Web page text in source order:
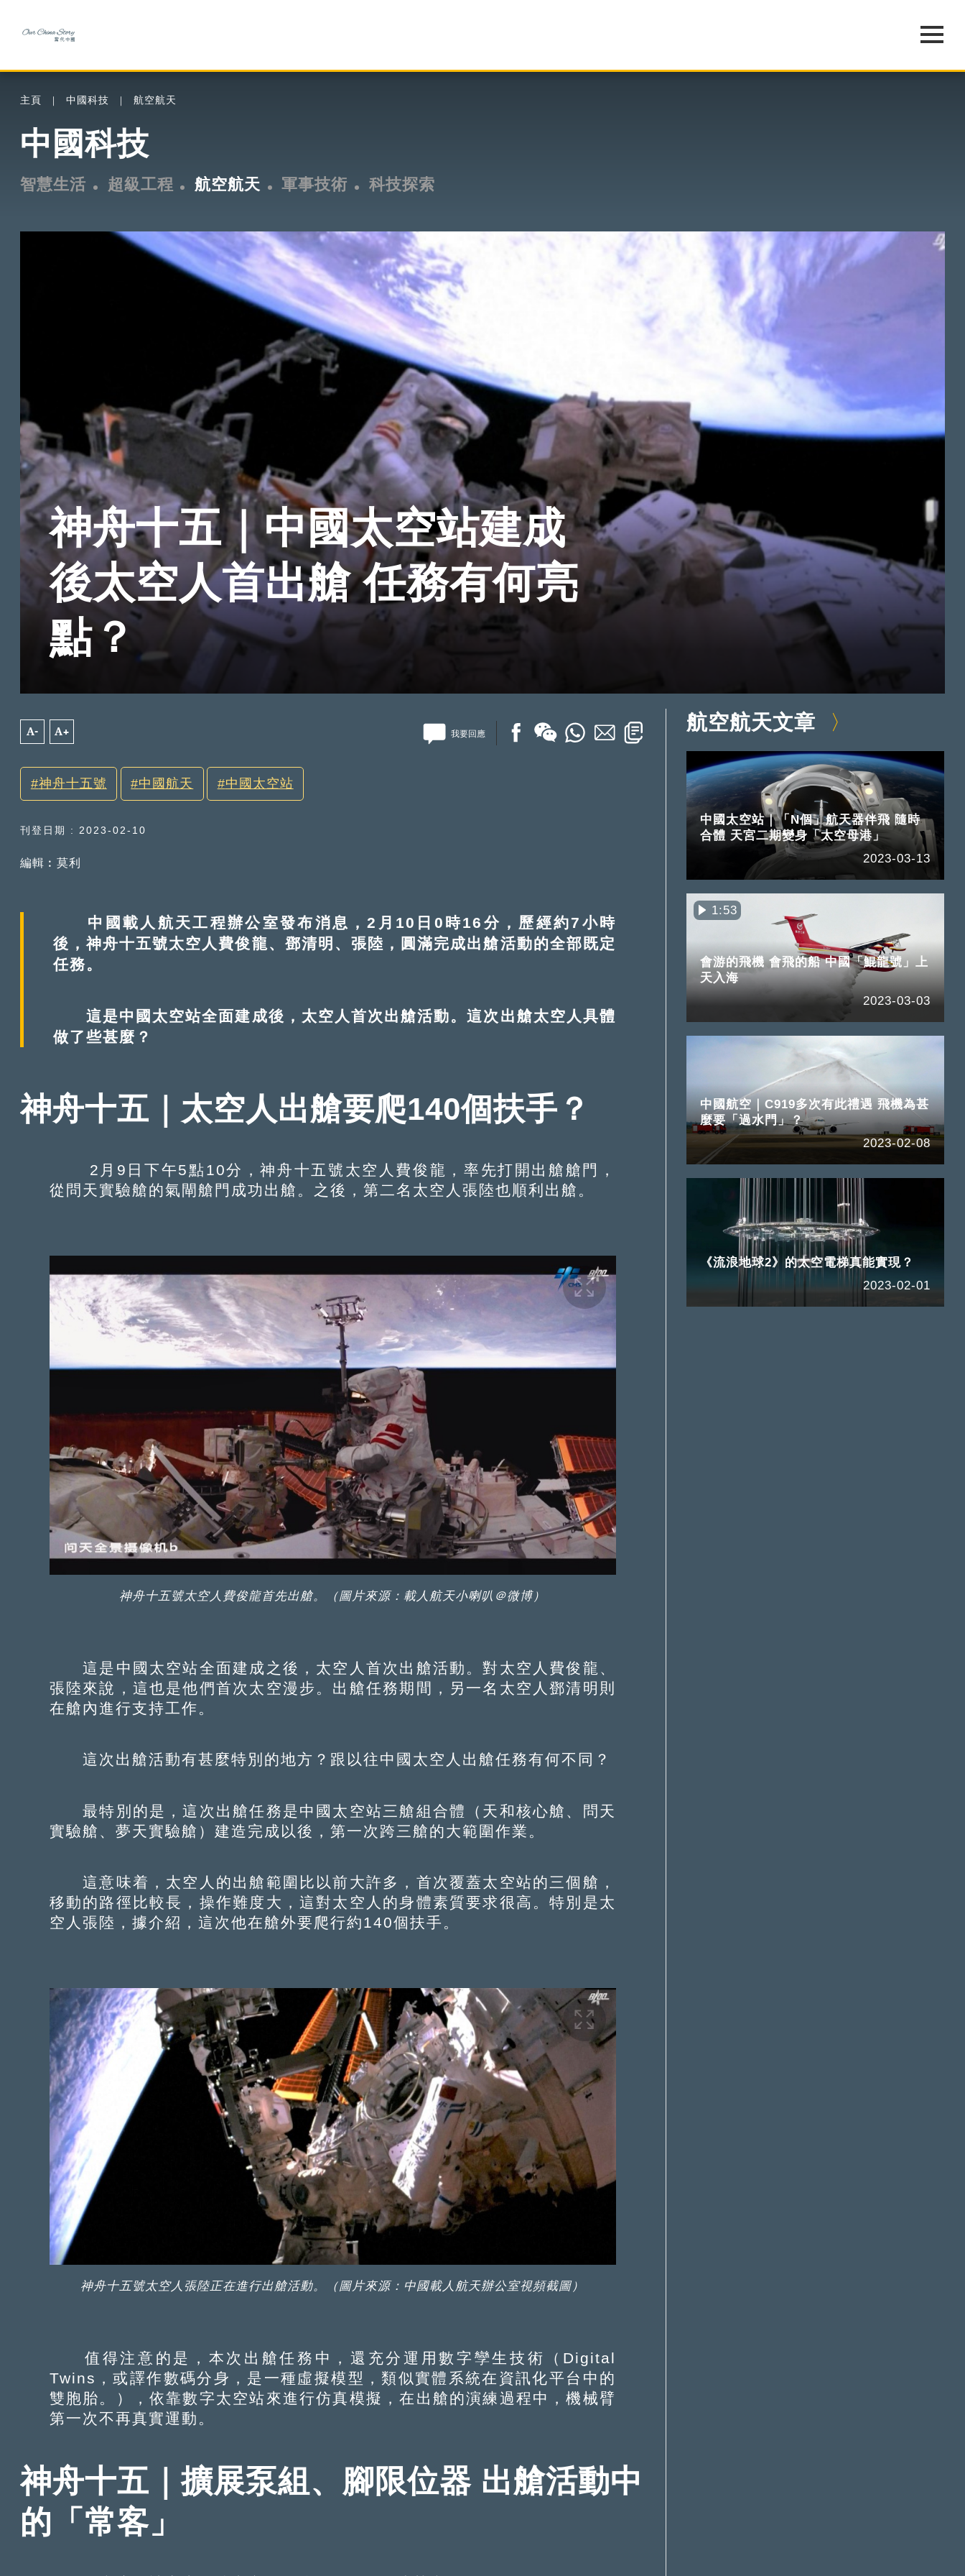
主頁 中國科技 航空航天
中國科技
智慧生活 超級工程 航空航天 軍事技術 科技探索
神舟十五｜中國太空站建成
後太空人首出艙 任務有何亮
點？
A- A+ 我要回應
神舟十五號 中國航天 中國太空站
刊登日期 : 2023-02-10
編輯︰莫利
中國載人航天工程辦公室發布消息，2月10日0時16分，歷經約7小時
後，神舟十五號太空人費俊龍、鄧清明、張陸，圓滿完成出艙活動的全部既定
任務。
這是中國太空站全面建成後，太空人首次出艙活動。這次出艙太空人具體
做了些甚麼？
神舟十五｜太空人出艙要爬140個扶手？
2月9日下午5點10分，神舟十五號太空人費俊龍，率先打開出艙艙門，
從問天實驗艙的氣閘艙門成功出艙。之後，第二名太空人張陸也順利出艙。
神舟十五號太空人費俊龍首先出艙。（圖片來源：載人航天小喇叭＠微博）
這是中國太空站全面建成之後，太空人首次出艙活動。對太空人費俊龍、
張陸來說，這也是他們首次太空漫步。出艙任務期間，另一名太空人鄧清明則
在艙內進行支持工作。
這次出艙活動有甚麼特別的地方？跟以往中國太空人出艙任務有何不同？
最特別的是，這次出艙任務是中國太空站三艙組合體（天和核心艙、問天
實驗艙、夢天實驗艙）建造完成以後，第一次跨三艙的大範圍作業。
這意味着，太空人的出艙範圍比以前大許多，首次覆蓋太空站的三個艙，
移動的路徑比較長，操作難度大，這對太空人的身體素質要求很高。特別是太
空人張陸，據介紹，這次他在艙外要爬行約140個扶手。
神舟十五號太空人張陸正在進行出艙活動。（圖片來源：中國載人航天辦公室視頻截圖）
值得注意的是，本次出艙任務中，還充分運用數字孿生技術（Digital
Twins，或譯作數碼分身，是一種虛擬模型，類似實體系統在資訊化平台中的
雙胞胎。），依靠數字太空站來進行仿真模擬，在出艙的演練過程中，機械臂
第一次不再真實運動。
神舟十五｜擴展泵組、腳限位器 出艙活動中
的「常客」
航空航天文章
中國太空站｜「N個」航天器伴飛 隨時
合體 天宮二期變身「太空母港」
2023-03-13
1:53
會游的飛機 會飛的船 中國「鯤龍號」上
天入海
2023-03-03
中國航空｜C919多次有此禮遇 飛機為甚
麼要「過水門」？
2023-02-08
《流浪地球2》的太空電梯真能實現？
2023-02-01